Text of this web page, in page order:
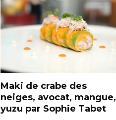
Maki de crabe des
neiges, avocat, mangue,
yuzu par Sophie Tabet